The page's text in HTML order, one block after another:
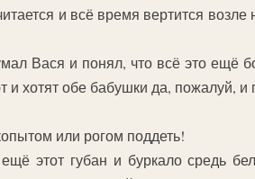
и всё время вертится возле
Вася и понял, что всё это ещё
и хотят обе бабушки да, пожалуй, и
или рогом поддеть!
этот губан и буркало средь